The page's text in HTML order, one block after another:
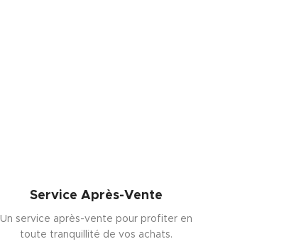
Service Après-Vente
Un service après-vente pour profiter en
toute tranquillité de vos achats.